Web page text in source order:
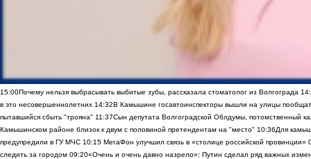
15:00Почему нельзя выбрасывать выбитые зубы, рассказала стоматолог из Волгограда
в это несовершеннолетних 14:32В Камышине госавтоинспекторы вышли на улицы
пытавшийся сбыть "трояна" 11:37Сын депутата Волгоградской Облдумы, потомственный
Камышинском районе близок к двум с половиной претендентам на "место" 10:36Для
предупредили в ГУ МЧС 10:15 МегаФон улучшил связь в «столице российской провинции»
следить за городом 09:20«Очень и очень давно назрело»: Путин сделал ряд важных